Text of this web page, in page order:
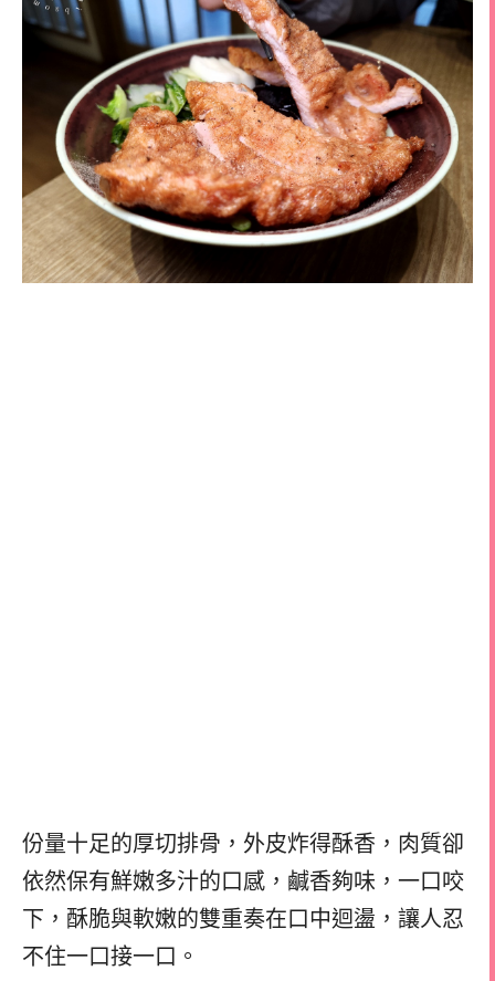
份量十足的厚切排骨，外皮炸得酥香，肉質卻
依然保有鮮嫩多汁的口感，鹹香夠味，一口咬
下，酥脆與軟嫩的雙重奏在口中迴盪，讓人忍
不住一口接一口。